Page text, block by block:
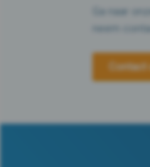
Ga naar
neem